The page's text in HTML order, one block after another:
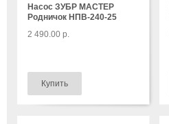
Насос ЗУБР МАСТЕР
Родничок НПВ-240-25
2 490.00 р.